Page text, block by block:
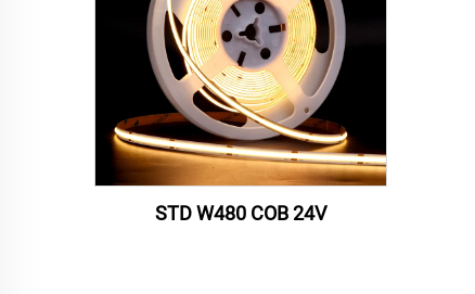
STD W480 COB 24V